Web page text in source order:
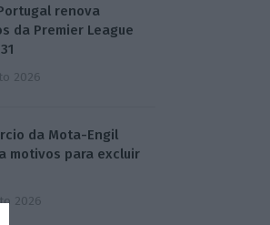
renova
da Premier League
2026
da Mota-Engil
motivos para excluir
2026